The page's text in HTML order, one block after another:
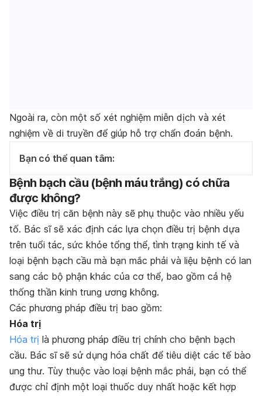
Ngoài ra, còn một số xét nghiệm miễn dịch và xét
nghiệm về di truyền để giúp hỗ trợ chẩn đoán bệnh.
Bạn có thể quan tâm:
Bệnh bạch cầu (bệnh máu trắng) có chữa
được không?
Việc điều trị căn bệnh này sẽ phụ thuộc vào nhiều yếu
tố. Bác sĩ sẽ xác định các lựa chọn điều trị bệnh dựa
trên tuổi tác, sức khỏe tổng thể, tình trạng kinh tế và
loại bệnh bạch cầu mà bạn mắc phải và liệu bệnh có lan
sang các bộ phận khác của cơ thể, bao gồm cả hệ
thống thần kinh trung ương không.
Các phương pháp điều trị bao gồm:
Hóa trị
Hóa trị là phương pháp điều trị chính cho bệnh bạch
cầu. Bác sĩ sẽ sử dụng hóa chất để tiêu diệt các tế bào
ung thư. Tùy thuộc vào loại bệnh mắc phải, bạn có thể
được chỉ định một loại thuốc duy nhất hoặc kết hợp